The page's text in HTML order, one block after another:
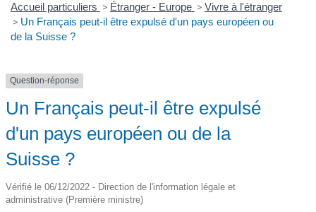
Accueil particuliers > Étranger - Europe > Vivre à l'étranger
> Un Français peut-il être expulsé d'un pays européen ou
de la Suisse ?
Question-réponse
Un Français peut-il être expulsé
d'un pays européen ou de la
Suisse ?
Vérifié le 06/12/2022 - Direction de l'information légale et
administrative (Première ministre)